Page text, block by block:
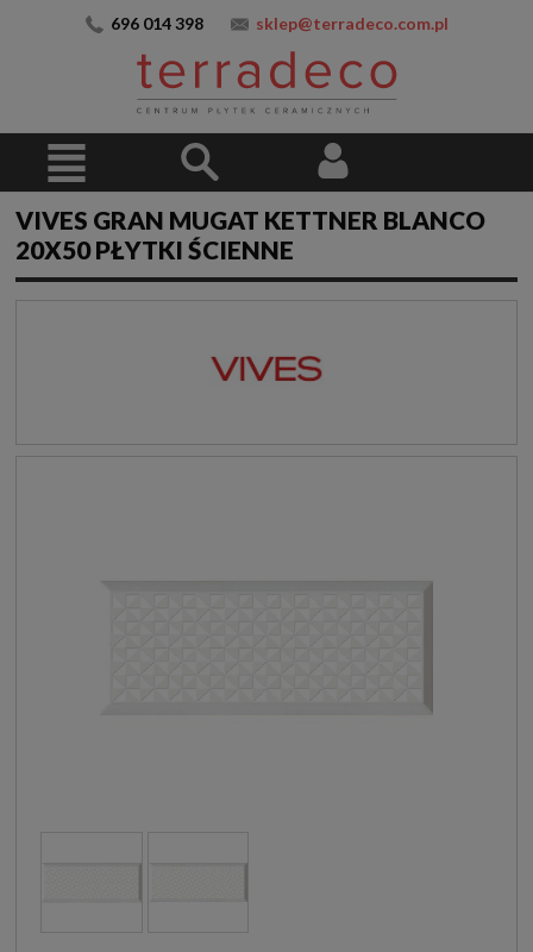
696 014 398 sklep@terradeco.com.pl
VIVES GRAN MUGAT KETTNER BLANCO
20X50 PŁYTKI ŚCIENNE